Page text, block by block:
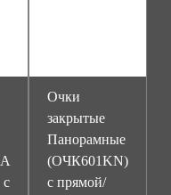
с
Очки
закрытые
Панорамные
(ОЧК601KN)
с прямой/